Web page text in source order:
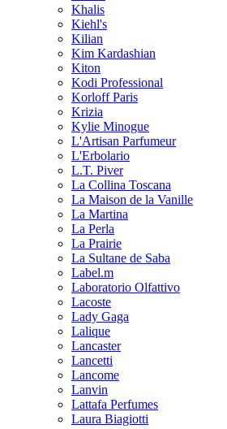
Khalis
Kiehl's
Kilian
Kim Kardashian
Kiton
Kodi Professional
Korloff Paris
Krizia
Kylie Minogue
L'Artisan Parfumeur
L'Erbolario
L.T. Piver
La Collina Toscana
La Maison de la Vanille
La Martina
La Perla
La Prairie
La Sultane de Saba
Label.m
Laboratorio Olfattivo
Lacoste
Lady Gaga
Lalique
Lancaster
Lancetti
Lancome
Lanvin
Lattafa Perfumes
Laura Biagiotti